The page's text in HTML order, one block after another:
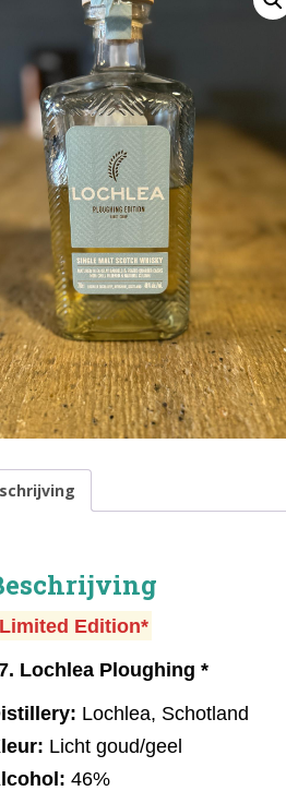
Edition*
Lochlea Ploughing *
Lochlea, Schotland
Licht goud/geel
46%